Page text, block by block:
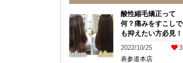
酸性縮毛矯正って
何？痛みをすこしで
も抑えたい方必見！
2022/10/25
3
表参道本店